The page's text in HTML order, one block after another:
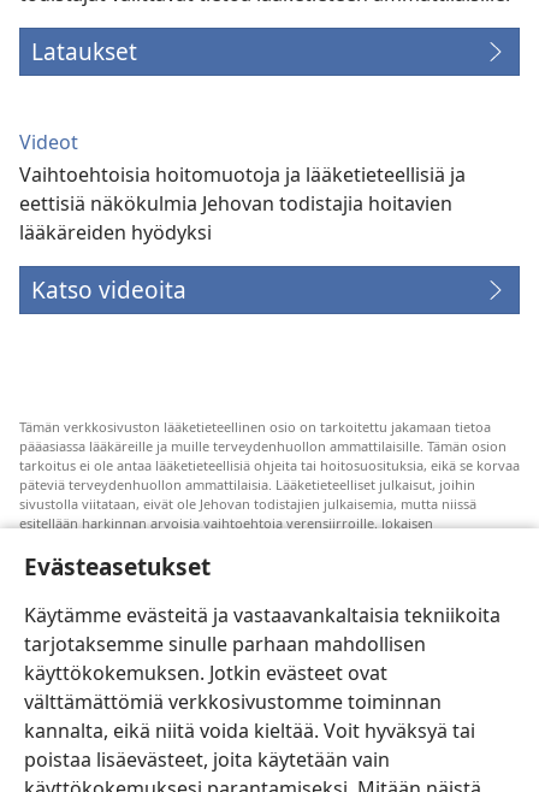
Evästeasetukset
Käytämme evästeitä ja vastaavankaltaisia tekniikoita
tarjotaksemme sinulle parhaan mahdollisen
käyttökokemuksen. Jotkin evästeet ovat
välttämättömiä verkkosivustomme toiminnan
kannalta, eikä niitä voida kieltää. Voit hyväksyä tai
poistaa lisäevästeet, joita käytetään vain
Lataukset
Videot
Vaihtoehtoisia hoitomuotoja ja lääketieteellisiä ja
eettisiä näkökulmia Jehovan todistajia hoitavien
lääkäreiden hyödyksi
Katso videoita
Tämän verkkosivuston lääketieteellinen osio on tarkoitettu jakamaan tietoa
pääasiassa lääkäreille ja muille terveydenhuollon ammattilaisille. Tämän osion
tarkoitus ei ole antaa lääketieteellisiä ohjeita tai hoitosuosituksia, eikä se korvaa
päteviä terveydenhuollon ammattilaisia. Lääketieteelliset julkaisut, joihin
sivustolla viitataan, eivät ole Jehovan todistajien julkaisemia, mutta niissä
esitellään harkinnan arvoisia vaihtoehtoja verensiirroille. Jokaisen
tasalla, keskustella hoitovaihtoehdoista potilaan kanssa ja auttaa potilasta
tekemään päätöksiä, joissa otetaan huomioon hänen terveydentilansa, oma
hoitomenetelmät eivät sovellu kaikkiin potilaisiin.
Potilaalle: Pyydä terveydentilaasi ja hoitoasi koskevia ohjeita aina omalta
lääkäriltäsi tai joltain muulta pätevältä terveydenhuollon ammattilaiselta. Jos
epäilet olevasi sairas, ota yhteyttä lääkäriin.
Tutustu tämän sivuston käyttöehtoihin.